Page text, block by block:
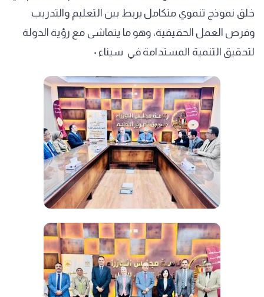
خلق نموذج تنموي متكامل يربط بين التعليم والتدريب
وفرص العمل الحقيقية، وهو ما يتماشى مع رؤية الدولة
لتحقيق التنمية المستدامة في سيناء ٠